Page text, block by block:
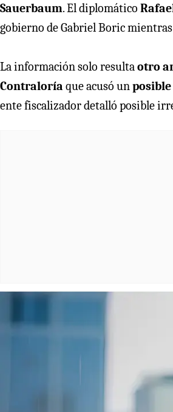
Sauerbaum. El diplomático
gobierno de Gabriel Boric
La información solo resultaotro
Contraloría que acusó un
ente fiscalizador detalló posible